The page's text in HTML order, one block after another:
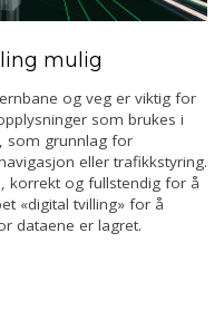
mulig
og veg er viktig for
som brukes i
som grunnlag for
eller trafikkstyring.
korrekt og fullstendig for å
«digital tvilling» for å
dataene er lagret.